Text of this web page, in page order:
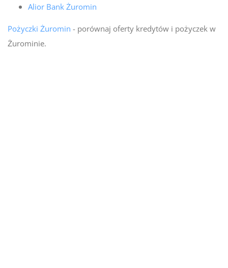
Alior Bank Żuromin
Pożyczki Żuromin - porównaj oferty kredytów i pożyczek w
Żurominie.